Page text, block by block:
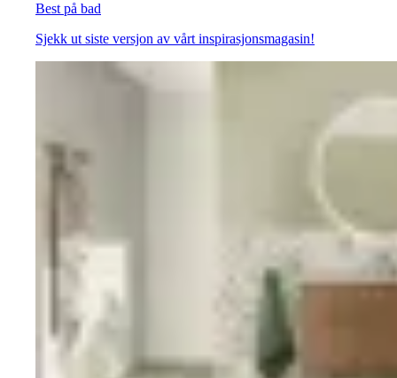
Best på bad
Sjekk ut siste versjon av vårt inspirasjonsmagasin!